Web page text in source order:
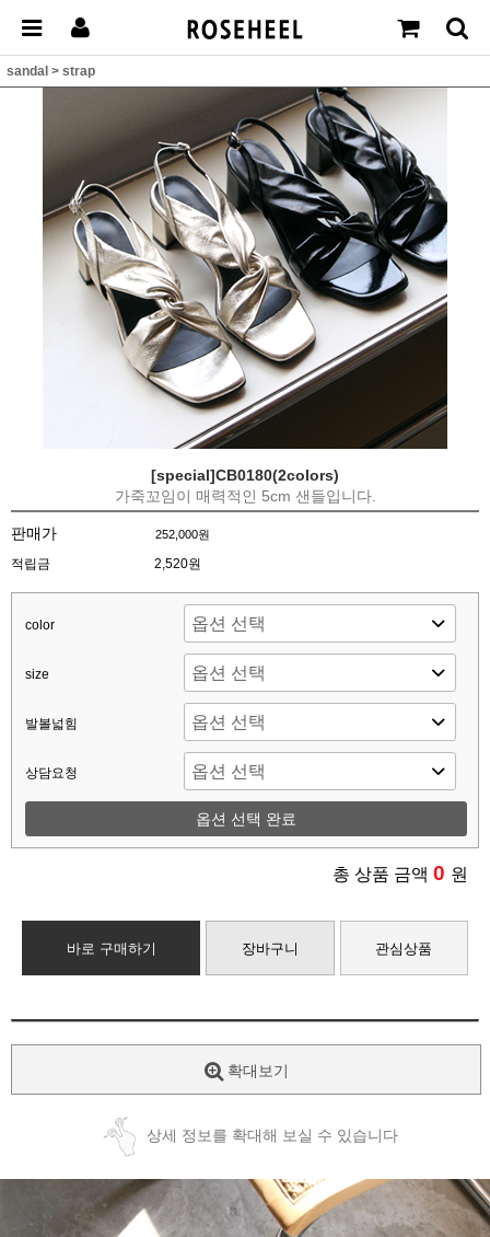
sandal > strap
[special]CB0180(2colors)
가죽꼬임이 매력적인 5cm 샌들입니다.
판매가 252,000원
적립금 2,520원
color
size
발볼넓힘
상담요청
옵션 선택 완료
총 상품 금액 0 원
바로 구매하기 장바구니 관심상품
확대보기
상세 정보를 확대해 보실 수 있습니다